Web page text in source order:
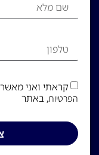
קראתי ואני
הפרטיות, באתר